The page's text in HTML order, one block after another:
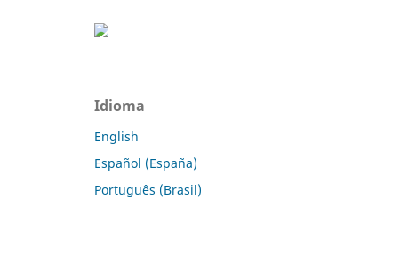
Idioma
English
Español (España)
Português (Brasil)